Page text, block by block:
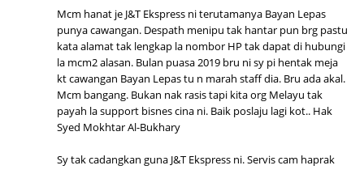
Mcm hanat je J&T Ekspress ni terutamanya Bayan Lepas
punya cawangan. Despath menipu tak hantar pun brg pastu
kata alamat tak lengkap la nombor HP tak dapat di hubungi
la mcm2 alasan. Bulan puasa 2019 bru ni sy pi hentak meja
kt cawangan Bayan Lepas tu n marah staff dia. Bru ada akal.
Mcm bangang. Bukan nak rasis tapi kita org Melayu tak
payah la support bisnes cina ni. Baik poslaju lagi kot.. Hak
Syed Mokhtar Al-Bukhary
Sy tak cadangkan guna J&T Ekspress ni. Servis cam haprak